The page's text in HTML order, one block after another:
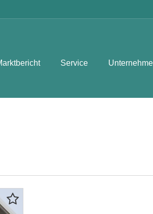
Service